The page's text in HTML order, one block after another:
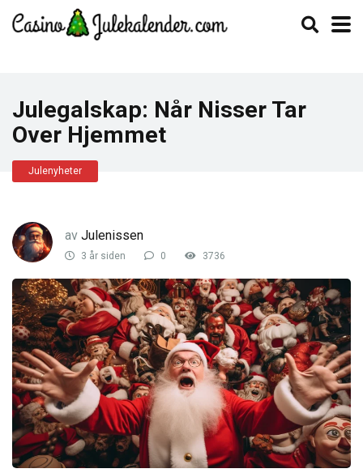
Julegalskap: Når Nisser Tar
Over Hjemmet
Julenyheter
av Julenissen
3 år siden 0 3736